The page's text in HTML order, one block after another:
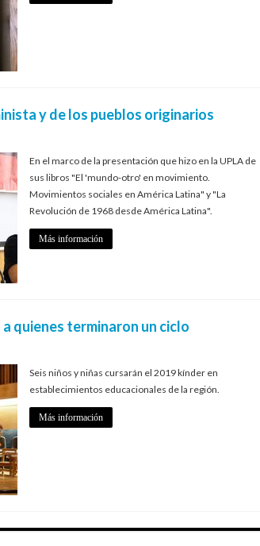
y de los pueblos originarios
En el marco de la presentación que hizo en la UPLA de
sus libros "El 'mundo-otro' en movimiento.
Movimientos sociales en América Latina" y "La
Revolución de 1968 desde América Latina".
Más información
quienes terminaron un ciclo
Seis niños y niñas cursarán el 2019 kínder en
establecimientos educacionales de la región.
Más información